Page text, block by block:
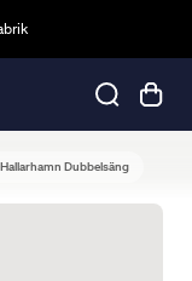
Hallarhamn Dubbelsäng